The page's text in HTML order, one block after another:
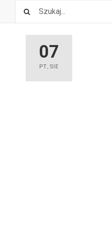
07
PT, SIE